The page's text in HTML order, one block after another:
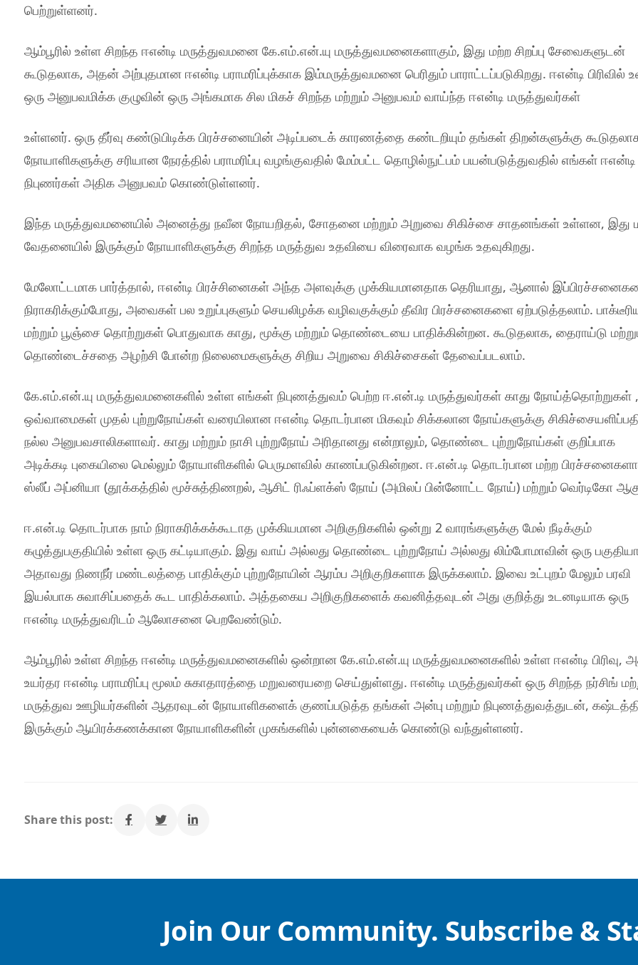
பெற்றுள்ளனர்.
ஆம்பூரில் உள்ள சிறந்த ஈஎன்டி மருத்துவமனை கே.எம்.என்.யு மருத்துவமனைகளாகும், இது மற்ற சிறப்பு சேவைகளுடன்
கூடுதலாக, அதன் அற்புதமான ஈஎன்டி பராமரிப்புக்காக இம்மருத்துவமனை பெரிதும் பாராட்டப்படுகிறது. ஈஎன்டி பிரிவில்
ஒரு அனுபவமிக்க குழுவின் ஒரு அங்கமாக சில மிகச் சிறந்த மற்றும் அனுபவம் வாய்ந்த ஈஎன்டி மருத்துவர்கள்
உள்ளனர். ஒரு தீர்வு கண்டுபிடிக்க பிரச்சனையின் அடிப்படைக் காரணத்தை கண்டறியும் தங்கள் திறன்களுக்கு
நோயாளிகளுக்கு சரியான நேரத்தில் பராமரிப்பு வழங்குவதில் மேம்பட்ட தொழில்நுட்பம் பயன்படுத்துவதில் எங்கள் ஈஎன்டி
நிபுணர்கள் அதிக அனுபவம் கொண்டுள்ளனர்.
இந்த மருத்துவமனையில் அனைத்து நவீன நோயறிதல், சோதனை மற்றும் அறுவை சிகிச்சை சாதனங்கள் உள்ளன, இது
வேதனையில் இருக்கும் நோயாளிகளுக்கு சிறந்த மருத்துவ உதவியை விரைவாக வழங்க உதவுகிறது.
மேலோட்டமாக பார்த்தால், ஈஎன்டி பிரச்சினைகள் அந்த அளவுக்கு முக்கியமானதாக தெரியாது, ஆனால்
நிராகரிக்கும்போது, அவைகள் பல உறுப்புகளும் செயலிழக்க வழிவகுக்கும் தீவிர பிரச்சனைகளை ஏற்படுத்தலாம்.
மற்றும் பூஞ்சை தொற்றுகள் பொதுவாக காது, மூக்கு மற்றும் தொண்டையை பாதிக்கின்றன. கூடுதலாக, தைராய்டு
தொண்டைச்சதை அழற்சி போன்ற நிலைமைகளுக்கு சிறிய அறுவை சிகிச்சைகள் தேவைப்படலாம்.
கே.எம்.என்.யு மருத்துவமனைகளில் உள்ள எங்கள் நிபுணத்துவம் பெற்ற ஈ.என்.டி மருத்துவர்கள் காது நோய்த்தொற்றுகள் ,
ஒவ்வாமைகள் முதல் புற்றுநோய்கள் வரையிலான ஈஎன்டி தொடர்பான மிகவும் சிக்கலான நோய்களுக்கு
நல்ல அனுபவசாலிகளாவர். காது மற்றும் நாசி புற்றுநோய் அரிதானது என்றாலும், தொண்டை புற்றுநோய்கள் குறிப்பாக
அடிக்கடி புகையிலை மெல்லும் நோயாளிகளில் பெருமளவில் காணப்படுகின்றன. ஈ.என்.டி தொடர்பான மற்ற
ஸ்லீப் அப்னியா (தூக்கத்தில் மூச்சுத்திணறல், ஆசிட் ரிஃப்ளக்ஸ் நோய் (அமிலப் பின்னோட்ட நோய்) மற்றும் வெர்டிகோ
ஈ.என்.டி தொடர்பாக நாம் நிராகரிக்கக்கூடாத முக்கியமான அறிகுறிகளில் ஒன்று 2 வாரங்களுக்கு மேல் நீடிக்கும்
கழுத்துபகுதியில் உள்ள ஒரு கட்டியாகும். இது வாய் அல்லது தொண்டை புற்றுநோய் அல்லது லிம்போமாவின் ஒரு
அதாவது நிணநீர் மண்டலத்தை பாதிக்கும் புற்றுநோயின் ஆரம்ப அறிகுறிகளாக இருக்கலாம். இவை உட்புறம் மேலும் பரவி
இயல்பாக சுவாசிப்பதைக் கூட பாதிக்கலாம். அத்தகைய அறிகுறிகளைக் கவனித்தவுடன் அது குறித்து உடனடியாக ஒரு
ஈஎன்டி மருத்துவரிடம் ஆலோசனை பெறவேண்டும்.
ஆம்பூரில் உள்ள சிறந்த ஈஎன்டி மருத்துவமனைகளில் ஒன்றான கே.எம்.என்.யு மருத்துவமனைகளில் உள்ள ஈஎன்டி பிரிவு,
உயர்தர ஈஎன்டி பராமரிப்பு மூலம் சுகாதாரத்தை மறுவரையறை செய்துள்ளது. ஈஎன்டி மருத்துவர்கள் ஒரு சிறந்த நர்சிங்
மருத்துவ ஊழியர்களின் ஆதரவுடன் நோயாளிகளைக் குணப்படுத்த தங்கள் அன்பு மற்றும் நிபுணத்துவத்துடன்,
இருக்கும் ஆயிரக்கணக்கான நோயாளிகளின் முகங்களில் புன்னகையைக் கொண்டு வந்துள்ளனர்.
Share this post:
Join Our Community. Subscribe &